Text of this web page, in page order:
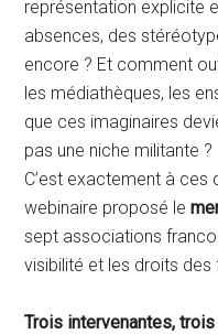
représentation explicite
absences, des
encore ? Et comment
les médiathèques, les
que ces imaginaires
pas une niche militante ?
C’est exactement à ces
webinaire proposé le
sept associations
visibilité et les droits des
Trois intervenantes,